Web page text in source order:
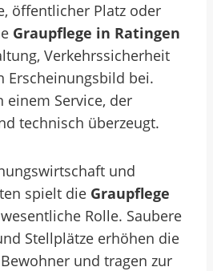
öffentlicher Platz oder
Graupflege in Ratingen
Verkehrssicherheit
Erscheinungsbild bei.
einem Service, der
technisch überzeugt.
und
spielt die Graupflege
Rolle. Saubere
Stellplätze erhöhen die
und tragen zur